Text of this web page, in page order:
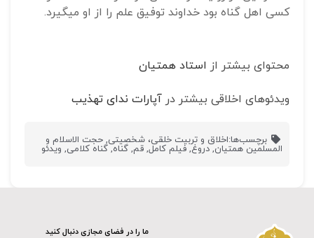
کسی اهل گناه بود خداوند توفیق علم را از او میگیرد.
محتوای بیشتر از استاد همتیان
ویدئوهای اخلاقی بیشتر در آپارات ندای تهذیب
برچسب‌ها:اخلاق و تربیت خلقی، شخصیتی,حجت الاسلام و
المسلمین همتیان, دروغ, فیلم کامل, قم, گناه, گناه کلامی, ویدئو
ما را در فضای مجازی دنبال کنید